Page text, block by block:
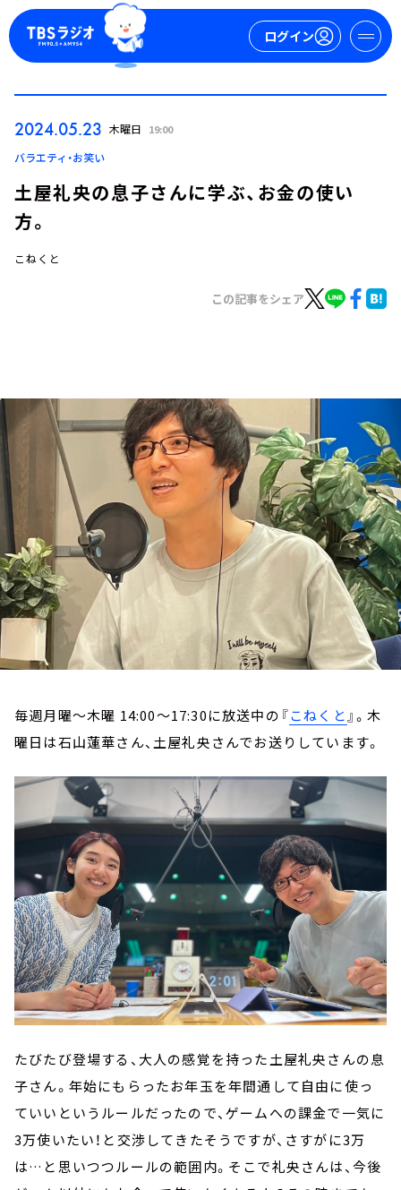
ログイン
ログイン
お知らせ
イベント・グッズ
YouTube
会社情報
2024.05.23 木曜日 19:00
バラエティ・お笑い
土屋礼央の息子さんに学ぶ、お金の使い
方。
こねくと
この記事をシェア
毎週月曜～木曜 14:00～17:30に放送中の『こねくと』。木
曜日は石山蓮華さん、土屋礼央さんでお送りしています。
たびたび登場する、大人の感覚を持った土屋礼央さんの息
子さん。年始にもらったお年玉を年間通して自由に使っ
ていいというルールだったので、ゲームへの課金で一気に
3万使いたい！と交渉してきたそうですが、さすがに3万
は…と思いつつルールの範囲内。そこで礼央さんは、今後